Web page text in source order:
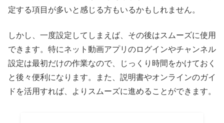
定する項目が多いと感じる方もいるかもしれません。
しかし、一度設定してしまえば、その後はスムーズに使用
できます。特にネット動画アプリのログインやチャンネル
設定は最初だけの作業なので、じっくり時間をかけておく
と後々便利になります。また、説明書やオンラインのガイ
ドを活用すれば、よりスムーズに進めることができます。